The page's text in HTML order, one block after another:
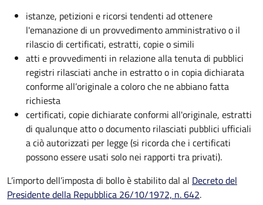
istanze, petizioni e ricorsi tendenti ad ottenere
l'emanazione di un provvedimento amministrativo o il
rilascio di certificati, estratti, copie o simili
atti e provvedimenti in relazione alla tenuta di pubblici
registri rilasciati anche in estratto o in copia dichiarata
conforme all’originale a coloro che ne abbiano fatta
richiesta
certificati, copie dichiarate conformi all'originale, estratti
di qualunque atto o documento rilasciati pubblici ufficiali
a ciò autorizzati per legge (si ricorda che i certificati
possono essere usati solo nei rapporti tra privati).
L’importo dell’imposta di bollo è stabilito dal al Decreto del
Presidente della Repubblica 26/10/1972, n. 642.